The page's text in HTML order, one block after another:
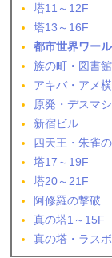
塔11～12F
塔13～16F
都市世界ワー
族の町・図書館
アキバ・アメ横
原発・デスマ
新宿ビル
四天王・朱雀
塔17～19F
塔20～21F
阿修羅の撃破
真の塔1～15F
真の塔・ラス